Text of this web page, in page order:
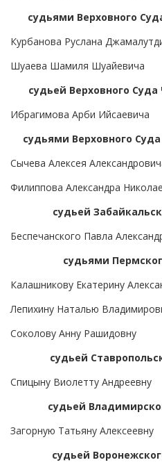
судьями Верховного
Курбанова Руслана
Шуаева Шамиля Шуайевича
судьей Верховного
Ибрагимова Арби Ийсаевича
судьями Верховного
Сычева Алексея
Филиппова Александра
судьей
Беспечанского Павла
судьями
Калашникову Екатерину
Лепихину Наталью
Соколову Анну Рашидовну
судьей
Спицыну Виолетту Андреевну
судьей
Загорную Татьяну Алексеевну
судьей